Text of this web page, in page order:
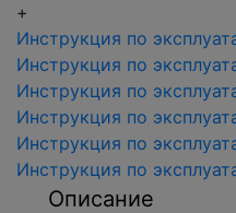
+
Инструкция по
Инструкция по
Инструкция по
Инструкция по
Инструкция по
Инструкция по
Описание